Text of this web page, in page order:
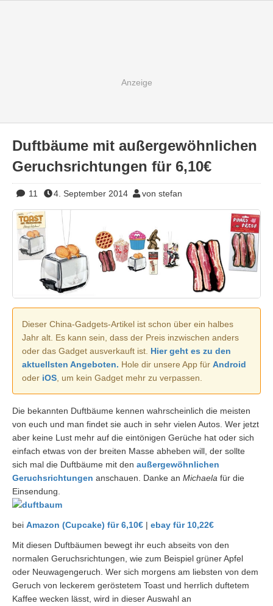
Duftbäume mit außergewöhnlichen
Geruchsrichtungen für 6,10€
11 4. September 2014 von stefan
Dieser China-Gadgets-Artikel ist schon über ein halbes
Jahr alt. Es kann sein, dass der Preis inzwischen anders
oder das Gadget ausverkauft ist. Hier geht es zu den
aktuellsten Angeboten. Hole dir unsere App für Android
oder iOS , um kein Gadget mehr zu verpassen.
Die bekannten Duftbäume kennen wahrscheinlich die meisten
von euch und man findet sie auch in sehr vielen Autos. Wer jetzt
aber keine Lust mehr auf die eintönigen Gerüche hat oder sich
einfach etwas von der breiten Masse abheben will, der sollte
sich mal die Duftbäume mit den außergewöhnlichen
Geruchsrichtungen anschauen. Danke an Michaela für die
Einsendung.
bei Amazon (Cupcake) für 6,10€ | ebay für 10,22€
Mit diesen Duftbäumen bewegt ihr euch abseits von den
normalen Geruchsrichtungen, wie zum Beispiel grüner Apfel
oder Neuwagengeruch. Wer sich morgens am liebsten von dem
Geruch von leckerem geröstetem Toast und herrlich duftetem
Kaffee wecken lässt, wird in dieser Auswahl an